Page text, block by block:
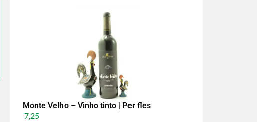
Monte Velho – Vinho tinto | Per fles
7,25